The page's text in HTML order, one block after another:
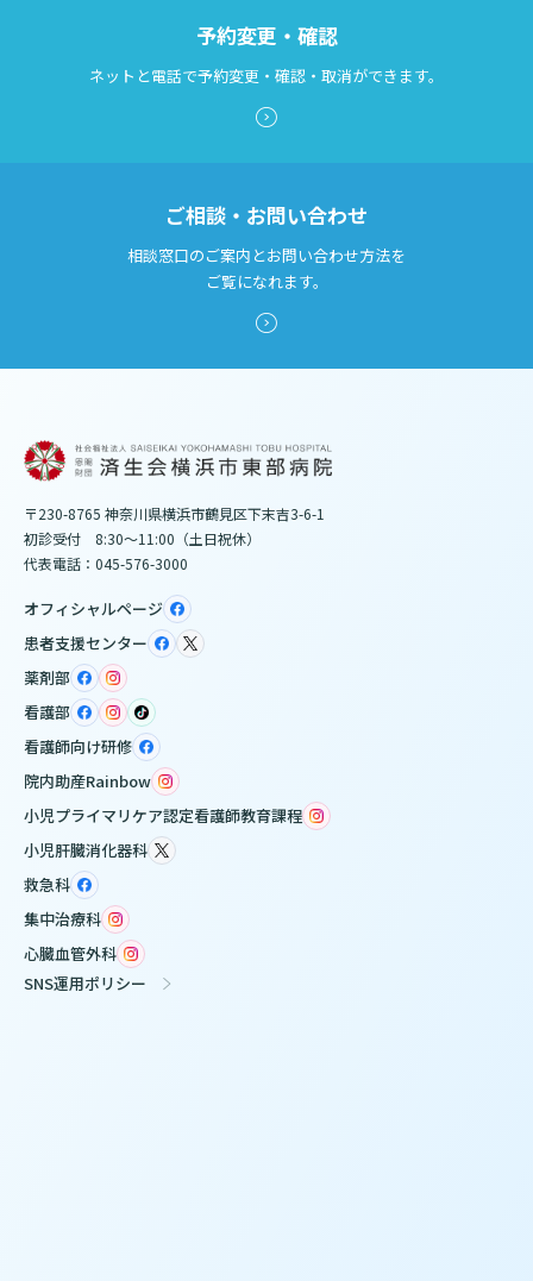
予約変更・確認
ネットと電話で予約変更・確認・取消ができます。
ご相談・お問い合わせ
相談窓口のご案内とお問い合わせ方法を
ご覧になれます。
〒230-8765 神奈川県横浜市鶴見区下末吉3-6-1
初診受付 8:30～11:00（土日祝休）
代表電話：045-576-3000
オフィシャルページ
患者支援センター
薬剤部
看護部
看護師向け研修
院内助産Rainbow
小児プライマリケア認定看護師教育課程
小児肝臓消化器科
救急科
集中治療科
心臓血管外科
SNS運用ポリシー